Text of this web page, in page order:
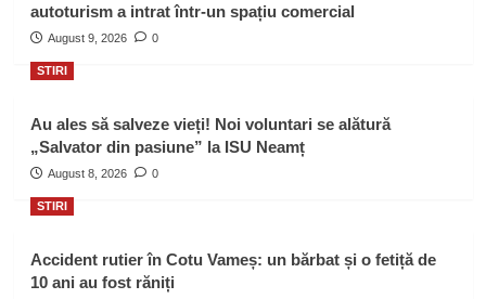
autoturism a intrat într-un spațiu comercial
August 9, 2026 0
STIRI
Au ales să salveze vieți! Noi voluntari se alătură
„Salvator din pasiune” la ISU Neamț
August 8, 2026 0
STIRI
Accident rutier în Cotu Vameș: un bărbat și o fetiță de
10 ani au fost răniți